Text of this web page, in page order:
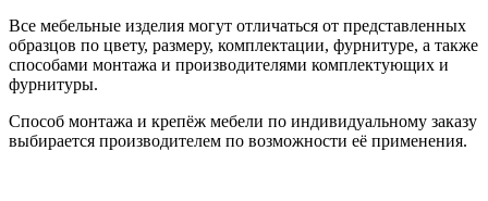
Все мебельные изделия могут отличаться от представленных
образцов по цвету, размеру, комплектации, фурнитуре, а также
способами монтажа и производителями комплектующих и
фурнитуры.
Способ монтажа и крепёж мебели по индивидуальному заказу
выбирается производителем по возможности её применения.